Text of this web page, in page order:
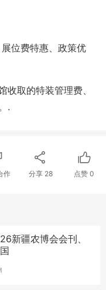
位费特惠、政策优
收取的特装管理费、
.
作 分享 28 点赞0
新疆农博会会刊、